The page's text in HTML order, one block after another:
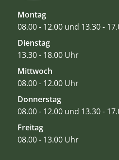
Montag
08.00 - 12.00 und 13.30 -
Dienstag
13.30 - 18.00 Uhr
Mittwoch
08.00 - 12.00 Uhr
Donnerstag
08.00 - 12.00 und 13.30 -
Freitag
08.00 - 13.00 Uhr